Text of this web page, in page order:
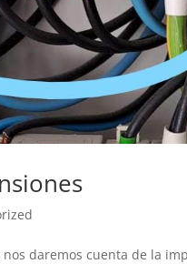
daremos cuenta de la